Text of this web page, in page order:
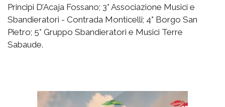
Principi D’Acaja Fossano; 3° Associazione Musici e
Sbandieratori - Contrada Monticelli; 4° Borgo San
Pietro; 5° Gruppo Sbandieratori e Musici Terre
Sabaude.